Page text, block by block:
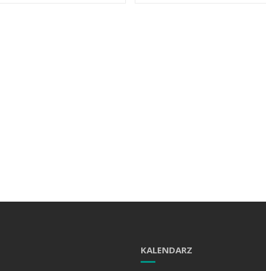
KALENDARZ